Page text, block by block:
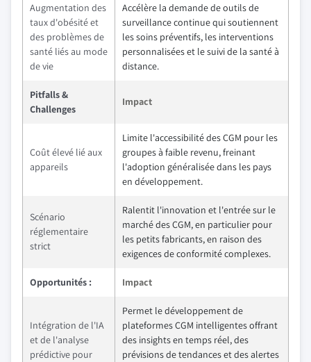
Augmentation des
taux d'obésité et
des problèmes de
santé liés au mode
de vie
Accélère la demande de outils de
surveillance continue qui soutiennent
les soins préventifs, les interventions
personnalisées et le suivi de la santé à
distance.
Pitfalls &
Challenges
Impact
Coût élevé lié aux
appareils
Limite l'accessibilité des CGM pour les
groupes à faible revenu, freinant
l'adoption généralisée dans les pays
en développement.
Scénario
réglementaire
strict
Ralentit l'innovation et l'entrée sur le
marché des CGM, en particulier pour
les petits fabricants, en raison des
exigences de conformité complexes.
Opportunités : Impact
Intégration de l'IA
et de l'analyse
prédictive pour
Permet le développement de
plateformes CGM intelligentes offrant
des insights en temps réel, des
prévisions de tendances et des alertes